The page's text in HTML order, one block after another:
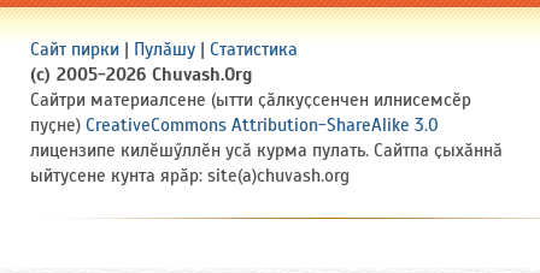
Сайт пирки | Пулӑшу | Статистика
(c) 2005-2026 Chuvash.Org
Сайтри материалсене (ытти ҫӑлкуҫсенчен илнисемсӗр
пуҫне) CreativeCommons Attribution-ShareAlike 3.0
лицензипе килӗшӳллӗн усӑ курма пулать. Сайтпа ҫыхӑннӑ
ыйтусене кунта ярӑр: site(a)chuvash.org